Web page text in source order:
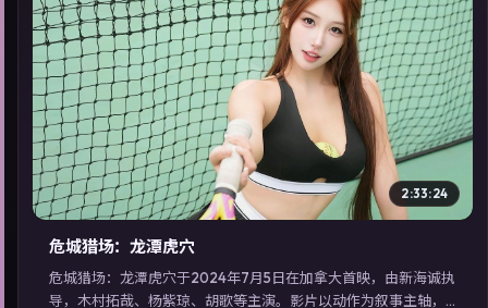
▶
2:33:24
危城猎场：龙潭虎穴
危城猎场：龙潭虎穴于2024年7月5日在加拿大首映，由新海诚执
导，木村拓哉、杨紫琼、胡歌等主演。影片以动作为叙事主轴，